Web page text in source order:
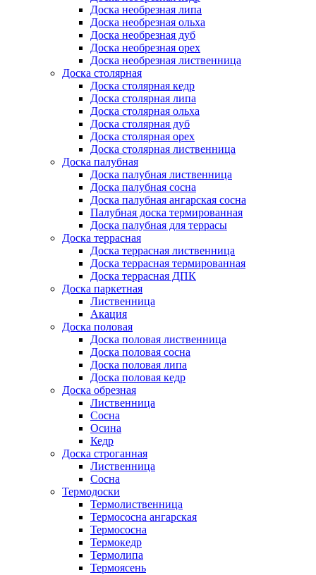
Доска необрезная липа
Доска необрезная ольха
Доска необрезная дуб
Доска необрезная орех
Доска необрезная лиственница
Доска столярная
Доска столярная кедр
Доска столярная липа
Доска столярная ольха
Доска столярная дуб
Доска столярная орех
Доска столярная лиственница
Доска палубная
Доска палубная лиственница
Доска палубная сосна
Доска палубная ангарская сосна
Палубная доска термированная
Доска палубная для террасы
Доска террасная
Доска террасная лиственница
Доска террасная термированная
Доска террасная ДПК
Доска паркетная
Лиственница
Акация
Доска половая
Доска половая лиственница
Доска половая сосна
Доска половая липа
Доска половая кедр
Доска обрезная
Лиственница
Сосна
Осина
Кедр
Доска строганная
Лиственница
Сосна
Термодоски
Термолиственница
Термососна ангарская
Термососна
Термокедр
Термолипа
Термоясень